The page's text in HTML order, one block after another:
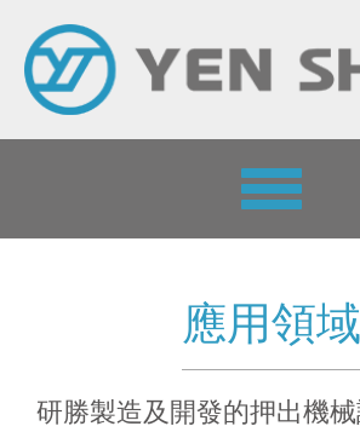
Toggle
navigation
應用領域
研勝製造及開發的押出機